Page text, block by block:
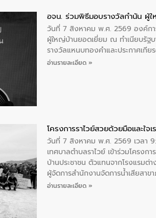
อจน. ร่วมพิธีมอบรางวัลกำนัน ผู้
วันที่ 7 สิงหาคม พ.ศ. 2569 องค์ก
ผู้ใหญ่บ้านยอดเยี่ยม ณ ทำเนียบรัฐบ
รางวัลแหนบทองคำและประกาศเกี
อ่านรายละเอียด »
โครงการราไวย์สวยด้วยมือและใจเ
วันที่ 7 สิงหาคม พ.ศ. 2569 เวลา
เทศบาลตำบลราไวย์ เข้าร่วมโครงก
บ้านประชาชน ตัวแทนจากโรงแรมต่
ผู้จัดการสำนักงานจัดการน้ำเสียสา
บริเวณแหลมพรหมเทพ หมู่ที่ 6 ตำบล
อ่านรายละเอียด »